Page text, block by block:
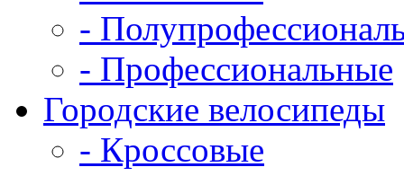
-
- Профессиональные
Городские велосипеды
- Кроссовые